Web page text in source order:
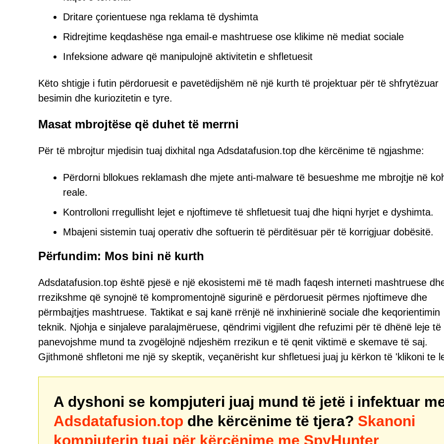
Dritare çorientuese nga reklama të dyshimta
Ridrejtime keqdashëse nga email-e mashtruese ose klikime në mediat sociale
Infeksione adware që manipulojnë aktivitetin e shfletuesit
Këto shtigje i futin përdoruesit e pavetëdijshëm në një kurth të projektuar për të shfrytëzuar
besimin dhe kuriozitetin e tyre.
Masat mbrojtëse që duhet të merrni
Për të mbrojtur mjedisin tuaj dixhital nga Adsdatafusion.top dhe kërcënime të ngjashme:
Përdorni bllokues reklamash dhe mjete anti-malware të besueshme me mbrojtje në
reale.
Kontrolloni rregullisht lejet e njoftimeve të shfletuesit tuaj dhe hiqni hyrjet e dyshimta.
Mbajeni sistemin tuaj operativ dhe softuerin të përditësuar për të korrigjuar dobësitë.
Përfundim: Mos bini në kurth
Adsdatafusion.top është pjesë e një ekosistemi më të madh faqesh interneti mashtruese
rrezikshme që synojnë të kompromentojnë sigurinë e përdoruesit përmes njoftimeve dhe
përmbajtjes mashtruese. Taktikat e saj kanë rrënjë në inxhinierinë sociale dhe keqorientimin
teknik. Njohja e sinjaleve paralajmëruese, qëndrimi vigjilent dhe refuzimi për të dhënë leje të
panevojshme mund ta zvogëlojnë ndjeshëm rrezikun e të qenit viktimë e skemave të saj.
Gjithmonë shfletoni me një sy skeptik, veçanërisht kur shfletuesi juaj ju kërkon të 'klikoni te
A dyshoni se kompjuteri juaj mund të jetë i infektuar
Adsdatafusion.top dhe kërcënime të tjera? Skanoni
kompjuterin tuaj për kërcënime me SpyHunter